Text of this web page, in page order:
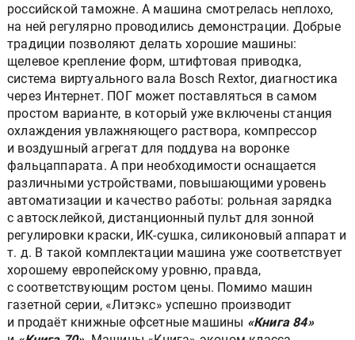
российской таможне. А машина смотрелась неплохо,
на ней регулярно проводились демонстрации. Добрые
традиции позволяют делать хорошие машины:
щелевое крепление форм, штифтовая приводка,
система виртуального вала Bosch Rextor, диагностика
через Интернет. ПОГ может поставляться в самом
простом варианте, в который уже включены станция
охлаждения увлажняющего раствора, компрессор
и воздушный агрегат для поддува на воронке
фальцаппарата. А при необходимости оснащается
различными устройствами, повышающими уровень
автоматизации и качество работы: рольная зарядка
с автосклейкой, дистанционный пульт для зонной
регулировки краски, ИК-сушка, силиконовый аппарат и
т. д. В такой комплектации машина уже соответствует
хорошему европейскому уровню, правда,
с соответствующим ростом цены. Помимо машин
газетной серии, «Литэкс» успешно производит
и продаёт книжные офсетные машины «Книга 84»